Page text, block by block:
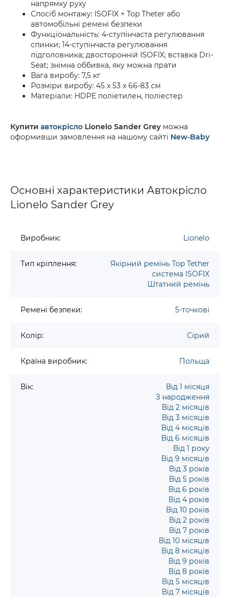
напрямку руху
Спосіб монтажу: ISOFIX + Top Theter або
автомобільні ремені безпеки
Функціональність: 4-ступінчаста регулювання
спинки; 14-ступінчаста регулювання
підголовника; двосторонній ISOFIX; вставка Dri-
Seat; знімна оббивка, яку можна прати
Вага виробу: 7,5 кг
Розміри виробу: 45 x 53 x 66-83 см
Матеріали: HDPE поліетилен, поліестер
Купити автокрісло Lionelo Sander Grey можна
оформивши замовлення на нашому сайті New-Baby
Основні характеристики Автокрісло
Lionelo Sander Grey
Виробник: Lionelo
Тип кріплення:
Якірний ремінь Top Tether
система ISOFIX
Штатний ремінь
Ремені безпеки: 5-точкові
Колір: Сірий
Країна виробник: Польща
Вік:
Від 1 місяця
З народження
Від 2 місяців
Від 3 місяців
Від 4 місяців
Від 6 місяців
Від 1 року
Від 9 місяців
Від 3 років
Від 5 років
Від 6 років
Від 4 років
Від 10 років
Від 2 років
Від 7 років
Від 10 місяців
Від 8 місяців
Від 9 років
Від 8 років
Від 5 місяців
Від 7 місяців